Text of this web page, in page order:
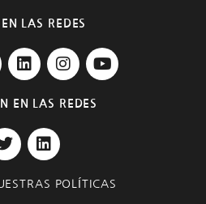
LAS REDES
L
i
k
d
I
n
t
m
Y
o
EN LAS REDES
T
w
t
L
i
k POLÍTICAS